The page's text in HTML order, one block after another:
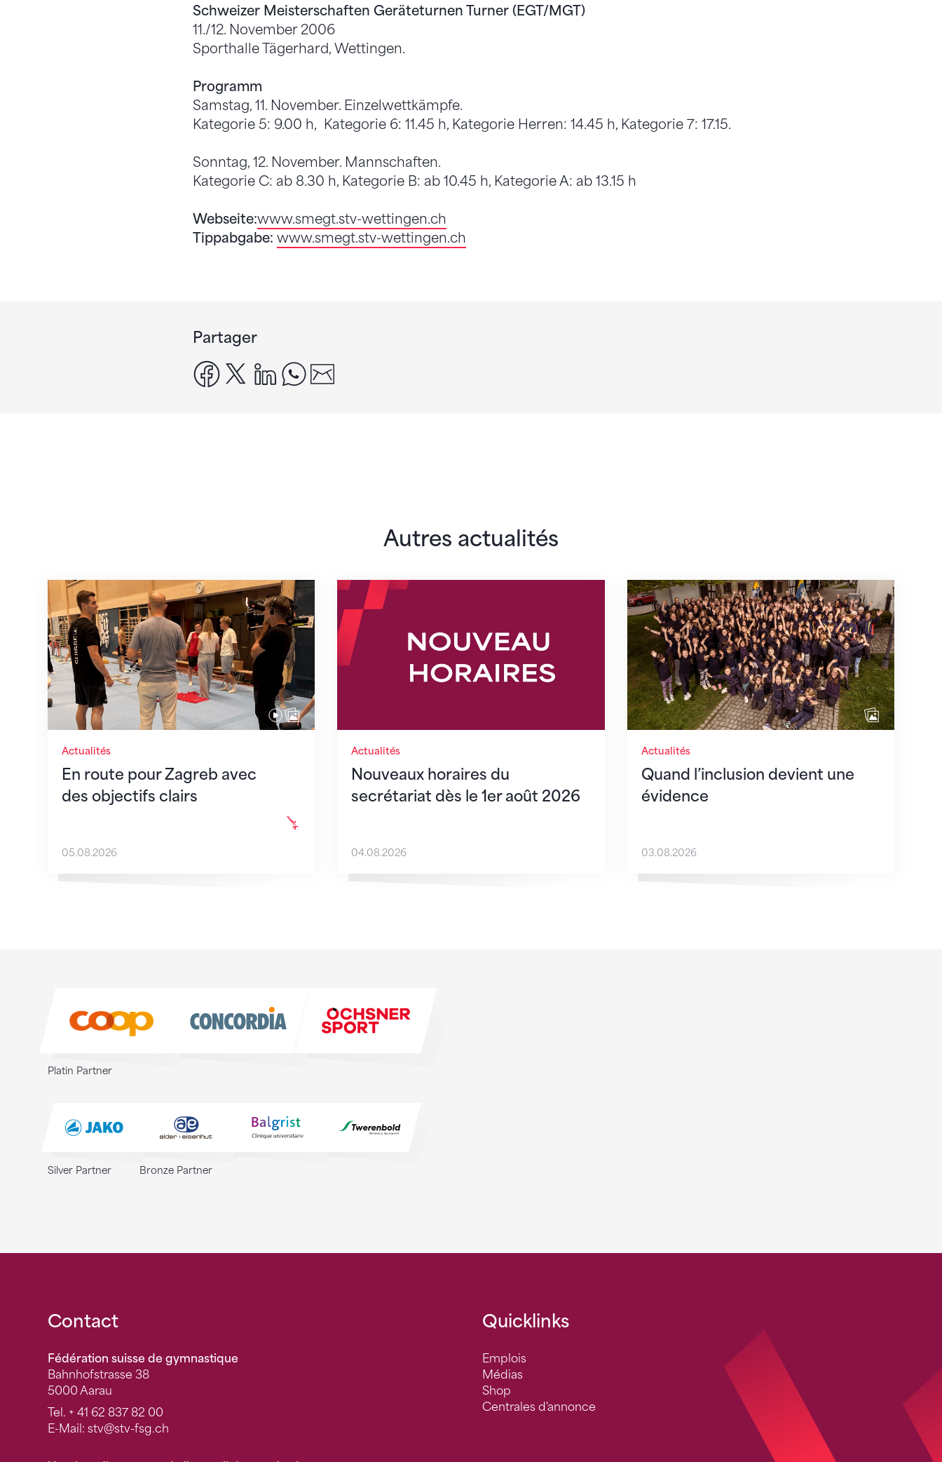
Schweizer Meisterschaften Geräteturnen Turner (EGT/MGT)
11./12. November 2006
Sporthalle Tägerhard, Wettingen.
Programm
Samstag, 11. November. Einzelwettkämpfe.
Kategorie 5: 9.00 h, Kategorie 6: 11.45 h, Kategorie Herren: 14.45 h, Kategorie 7: 17.15.
Sonntag, 12. November. Mannschaften.
Kategorie C: ab 8.30 h, Kategorie B: ab 10.45 h, Kategorie A: ab 13.15 h
Webseite:www.smegt.stv-wettingen.ch
Tippabgabe: www.smegt.stv-wettingen.ch
Partager
facebook
x linkedinwhatsapp
Autres actualités
Actualités
En route pour Zagreb avec
des objectifs clairs
En route pour Zagreb avec des objectifs clairs
05.08.2026
Actualités
Nouveaux horaires du
secrétariat dès le 1er août 2026
Nouveaux horaires du secrétariat dès le 1er août 2026
04.08.2026
Actualités
Quand l’inclusion devient une
évidence
Quand l’inclusion devient une évidence
03.08.2026
Platin Partner
Silver Partner Bronze Partner
Fusszeile
Contact
Fédération suisse de gymnastique
Bahnhofstrasse 38
5000 Aarau
Tel. + 41 62 837 82 00
E-Mail: stv@stv-fsg.ch
Quicklinks
Emplois
Médias
Shop
Centrales d'annonce